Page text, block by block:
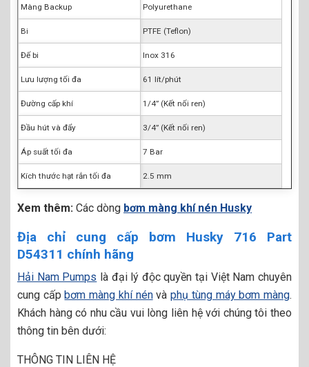
Màng Backup Polyurethane
Bi PTFE (Teflon)
Đế bi Inox 316
Lưu lượng tối đa 61 lít/phút
Đường cấp khí 1/4” (Kết nối ren)
Đầu hút và đẩy 3/4” (Kết nối ren)
Áp suất tối đa 7 Bar
Kích thước hạt rắn tối đa 2.5 mm
Xem thêm: Các dòng bơm màng khí nén Husky
Địa chỉ cung cấp bơm Husky 716 Part
D54311 chính hãng
Hải Nam Pumps là đại lý độc quyền tại Việt Nam chuyên
cung cấpbơm màng khí nénvàphụ tùng máy bơm màng.
Khách hàng có nhu cầu vui lòng liên hệ với chúng tôi theo
thông tin bên dưới:
THÔNG TIN LIÊN HỆ